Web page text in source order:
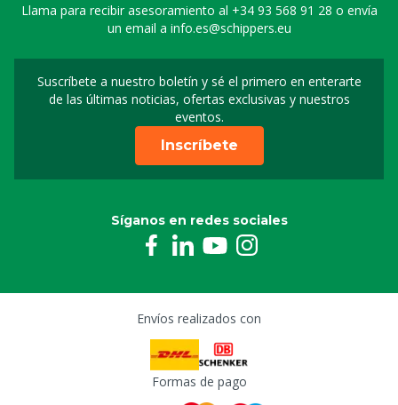
Llama para recibir asesoramiento al +34 93 568 91 28 o envía
un email a info.es@schippers.eu
Suscríbete a nuestro boletín y sé el primero en enterarte
de las últimas noticias, ofertas exclusivas y nuestros
eventos.
Suscripción a nuestro
Inscríbete
Síganos en redes sociales
Envíos realizados con
Formas de pago